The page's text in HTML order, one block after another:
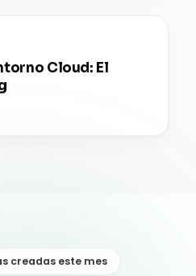
Cloud: El
creadas este mes